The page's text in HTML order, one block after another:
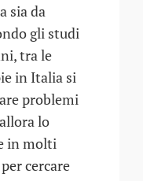
sia da
gli studi
tra le
in Italia si
problemi
lo
in molti
cercare